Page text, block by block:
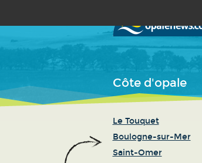
Côte d'opale
Le Touquet
Boulogne-sur-Mer
Saint-Omer